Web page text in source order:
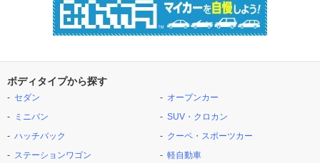
ボディタイプから探す
セダン
ミニバン
ハッチバック
ステーションワゴン
オープンカー
SUV・クロカン
クーペ・スポーツカー
軽自動車